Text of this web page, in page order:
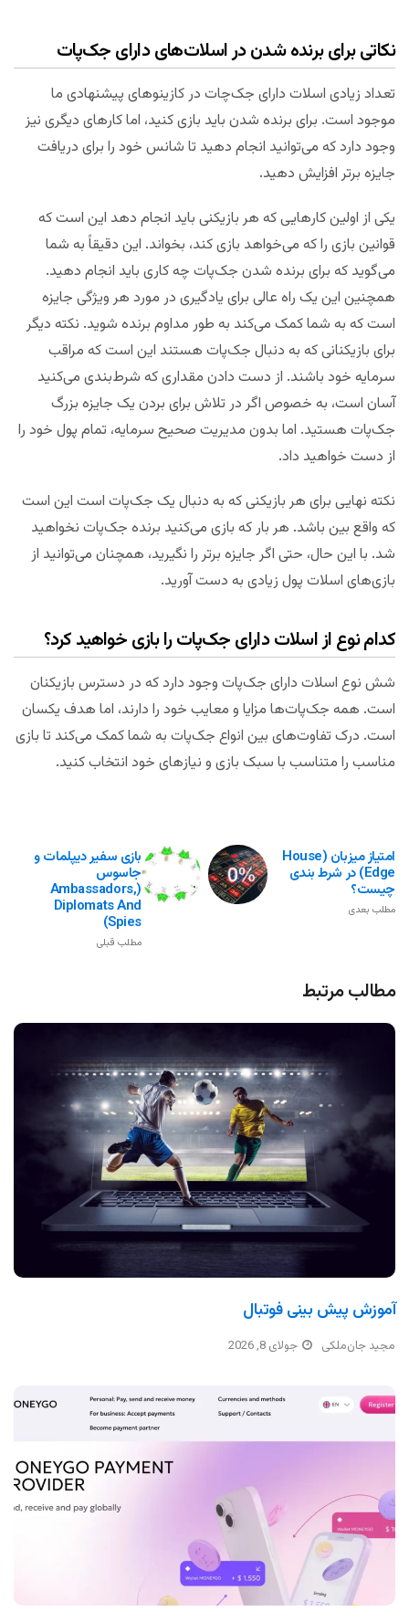
نکاتی برای برنده شدن در اسلات‌های دارای جک‌پات
تعداد زیادی اسلات دارای جک‌چات در کازینوهای پیشنهادی ما
موجود است. برای برنده شدن باید بازی کنید، اما کارهای دیگری نیز
وجود دارد که می‌توانید انجام دهید تا شانس خود را برای دریافت
جایزه برتر افزایش دهید.
یکی از اولین کارهایی که هر بازیکنی باید انجام دهد این است که
قوانین بازی را که می‌خواهد بازی کند، بخواند. این دقیقاً به شما
می‌گوید که برای برنده شدن جک‌پات چه کاری باید انجام دهید.
همچنین این یک راه عالی برای یادگیری در مورد هر ویژگی جایزه
است که به شما کمک می‌کند به طور مداوم برنده شوید. نکته دیگر
برای بازیکنانی که به دنبال جک‌پات هستند این است که مراقب
سرمایه خود باشند. از دست دادن مقداری که شرط‌بندی می‌کنید
آسان است، به خصوص اگر در تلاش برای بردن یک جایزه بزرگ
جک‌پات هستید. اما بدون مدیریت صحیح سرمایه، تمام پول خود را
از دست خواهید داد.
نکته نهایی برای هر بازیکنی که به دنبال یک جک‌پات است این است
که واقع بین باشد. هر بار که بازی می‌کنید برنده جک‌پات نخواهید
شد. با این حال، حتی اگر جایزه برتر را نگیرید، همچنان می‌توانید از
بازی‌های اسلات پول زیادی به دست آورید.
کدام نوع از اسلات دارای جک‌پات را بازی خواهید کرد؟
شش نوع اسلات دارای جک‌پات وجود دارد که در دسترس بازیکنان
است. همه جک‌پات‌ها مزایا و معایب خود را دارند، اما هدف یکسان
است. درک تفاوت‌های بین انواع جک‌پات به شما کمک می‌کند تا بازی
مناسب را متناسب با سبک بازی و نیازهای خود انتخاب کنید.
بازی سفیر دیپلمات و
جاسوس
(Ambassadors,
Diplomats And
Spies)
مطلب قبلی
امتیاز میزبان (House
Edge) در شرط بندی
چیست؟
مطلب بعدی
مطالب مرتبط
آموزش پیش بینی فوتبال
مجید جان‌ملکی جولای 8, 2026